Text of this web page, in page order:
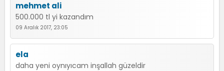
mehmet ali
500.000 tl yi kazandım
09 Aralık 2017, 23:05
ela
daha yeni oynıyıcam inşallah güzeldir